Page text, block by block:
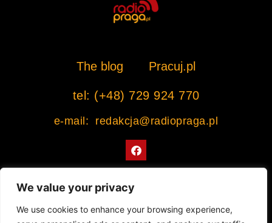
We value your privacy
We use cookies to enhance your browsing experience,
The blog Pracuj.pl
tel: (+48) 729 924 770
e-mail: redakcja@radiopraga.pl
F
a
c
o
k
Współpracujemy z Muzeum Warszawskiej Pragi